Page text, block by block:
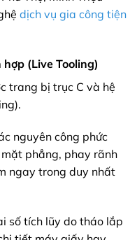
dịch vụ gia công tiện
(Live Tooling)
trang bị trục C và hệ
nguyên công phức
phẳng, phay rãnh
ngay trong duy nhất
số tích lũy do tháo lắp